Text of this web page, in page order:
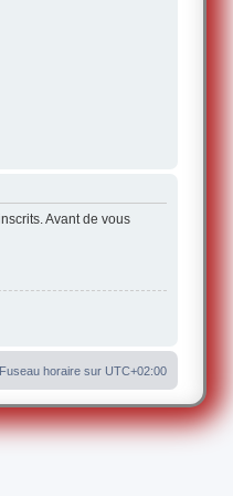
Avant de vous
Fuseau horaire sur UTC+02:00